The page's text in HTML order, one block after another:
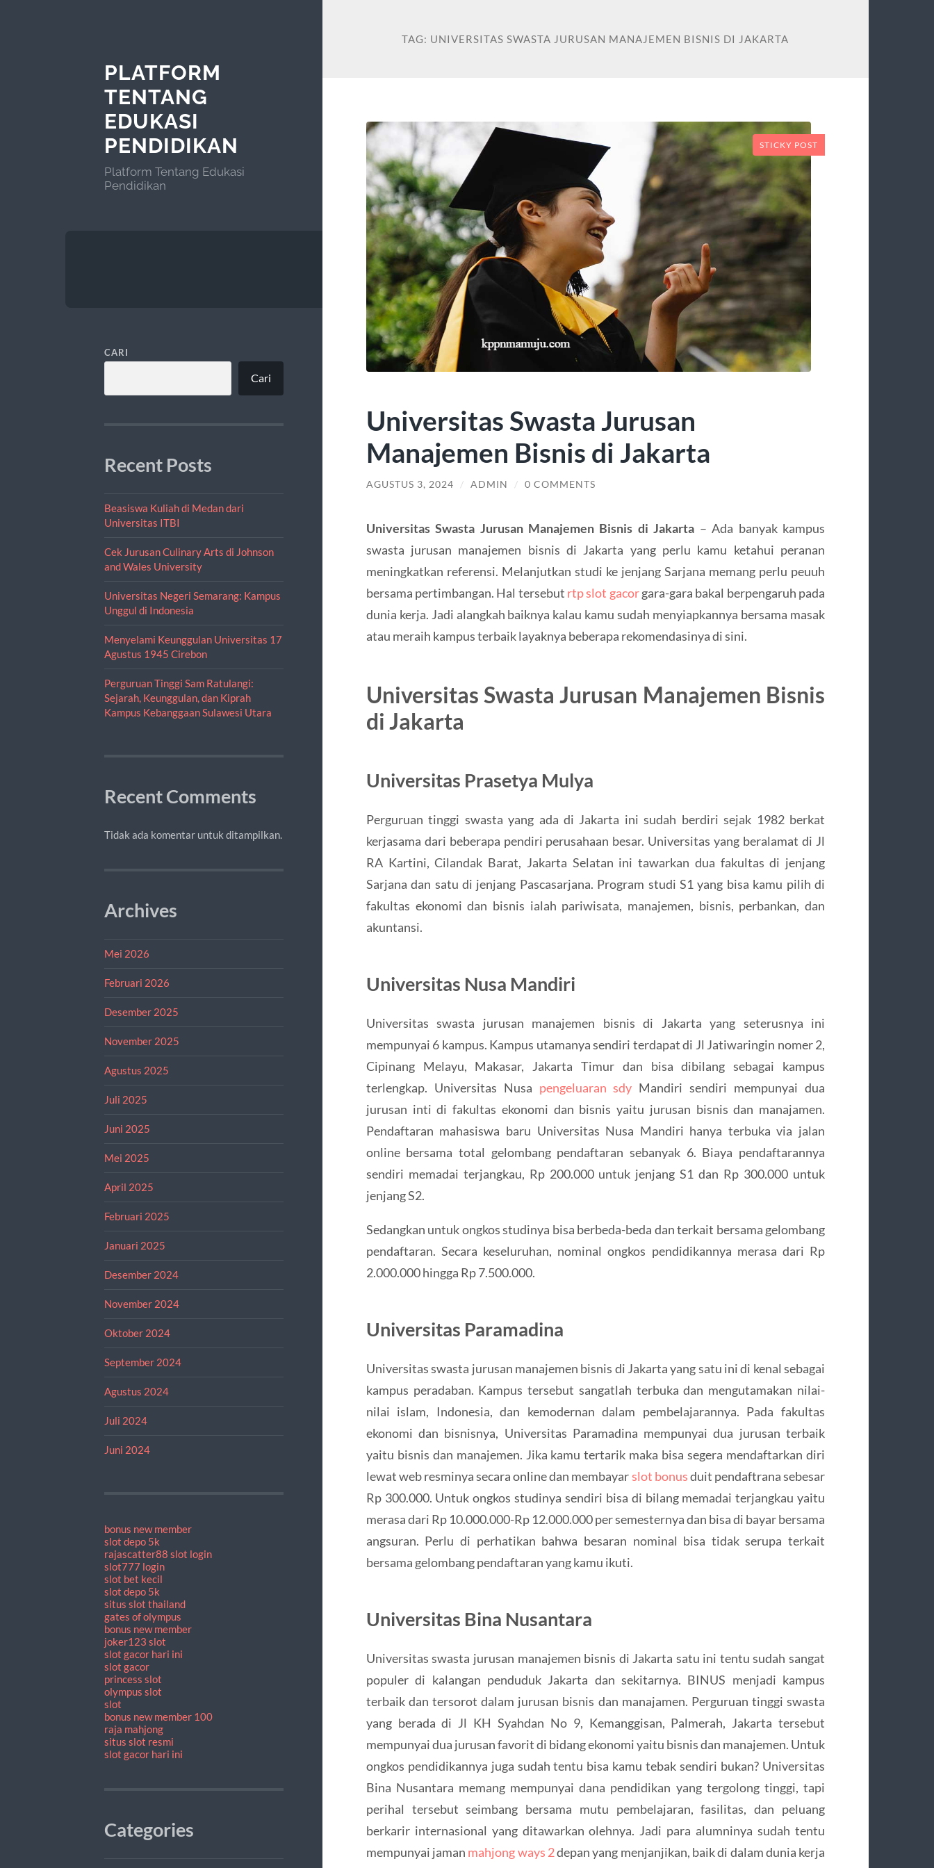
PLATFORM
TENTANG
EDUKASI
PENDIDIKAN
Platform Tentang Edukasi
Pendidikan
CARI
Cari
Recent Posts
Beasiswa Kuliah di Medan dari
Universitas ITBI
Cek Jurusan Culinary Arts di Johnson
and Wales University
Universitas Negeri Semarang: Kampus
Unggul di Indonesia
Menyelami Keunggulan Universitas 17
Agustus 1945 Cirebon
Perguruan Tinggi Sam Ratulangi:
Sejarah, Keunggulan, dan Kiprah
Kampus Kebanggaan Sulawesi Utara
Recent Comments
Tidak ada komentar untuk ditampilkan.
Archives
Mei 2026
Februari 2026
Desember 2025
November 2025
Agustus 2025
Juli 2025
Juni 2025
Mei 2025
April 2025
Februari 2025
Januari 2025
Desember 2024
November 2024
Oktober 2024
September 2024
Agustus 2024
Juli 2024
Juni 2024
bonus new member
slot depo 5k
rajascatter88 slot login
slot777 login
slot bet kecil
slot depo 5k
situs slot thailand
gates of olympus
bonus new member
joker123 slot
slot gacor hari ini
slot gacor
princess slot
olympus slot
slot
bonus new member 100
raja mahjong
situs slot resmi
slot gacor hari ini
Categories
TAG: UNIVERSITAS SWASTA JURUSAN MANAJEMEN BISNIS DI JAKARTA
STICKY POST
Universitas Swasta Jurusan
Manajemen Bisnis di Jakarta
AGUSTUS 3, 2024 / ADMIN / 0 COMMENTS
Universitas Swasta Jurusan Manajemen Bisnis di Jakarta – Ada banyak kampus
swasta jurusan manajemen bisnis di Jakarta yang perlu kamu ketahui peranan
meningkatkan referensi. Melanjutkan studi ke jenjang Sarjana memang perlu peuuh
bersama pertimbangan. Hal tersebut rtp slot gacorgara-gara bakal berpengaruh pada
dunia kerja. Jadi alangkah baiknya kalau kamu sudah menyiapkannya bersama masak
atau meraih kampus terbaik layaknya beberapa rekomendasinya di sini.
Universitas Swasta Jurusan Manajemen Bisnis
di Jakarta
Universitas Prasetya Mulya
Perguruan tinggi swasta yang ada di Jakarta ini sudah berdiri sejak 1982 berkat
kerjasama dari beberapa pendiri perusahaan besar. Universitas yang beralamat di Jl
RA Kartini, Cilandak Barat, Jakarta Selatan ini tawarkan dua fakultas di jenjang
Sarjana dan satu di jenjang Pascasarjana. Program studi S1 yang bisa kamu pilih di
fakultas ekonomi dan bisnis ialah pariwisata, manajemen, bisnis, perbankan, dan
akuntansi.
Universitas Nusa Mandiri
Universitas swasta jurusan manajemen bisnis di Jakarta yang seterusnya ini
mempunyai 6 kampus. Kampus utamanya sendiri terdapat di Jl Jatiwaringin nomer 2,
Cipinang Melayu, Makasar, Jakarta Timur dan bisa dibilang sebagai kampus
terlengkap. Universitas Nusa pengeluaran sdy Mandiri sendiri mempunyai dua
jurusan inti di fakultas ekonomi dan bisnis yaitu jurusan bisnis dan manajamen.
Pendaftaran mahasiswa baru Universitas Nusa Mandiri hanya terbuka via jalan
online bersama total gelombang pendaftaran sebanyak 6. Biaya pendaftarannya
sendiri memadai terjangkau, Rp 200.000 untuk jenjang S1 dan Rp 300.000 untuk
jenjang S2.
Sedangkan untuk ongkos studinya bisa berbeda-beda dan terkait bersama gelombang
pendaftaran. Secara keseluruhan, nominal ongkos pendidikannya merasa dari Rp
2.000.000 hingga Rp 7.500.000.
Universitas Paramadina
Universitas swasta jurusan manajemen bisnis di Jakarta yang satu ini di kenal sebagai
kampus peradaban. Kampus tersebut sangatlah terbuka dan mengutamakan nilai-
nilai islam, Indonesia, dan kemodernan dalam pembelajarannya. Pada fakultas
ekonomi dan bisnisnya, Universitas Paramadina mempunyai dua jurusan terbaik
yaitu bisnis dan manajemen. Jika kamu tertarik maka bisa segera mendaftarkan diri
lewat web resminya secara online dan membayarslot bonusduit pendaftrana sebesar
Rp 300.000. Untuk ongkos studinya sendiri bisa di bilang memadai terjangkau yaitu
merasa dari Rp 10.000.000-Rp 12.000.000 per semesternya dan bisa di bayar bersama
angsuran. Perlu di perhatikan bahwa besaran nominal bisa tidak serupa terkait
bersama gelombang pendaftaran yang kamu ikuti.
Universitas Bina Nusantara
Universitas swasta jurusan manajemen bisnis di Jakarta satu ini tentu sudah sangat
populer di kalangan penduduk Jakarta dan sekitarnya. BINUS menjadi kampus
terbaik dan tersorot dalam jurusan bisnis dan manajamen. Perguruan tinggi swasta
yang berada di Jl KH Syahdan No 9, Kemanggisan, Palmerah, Jakarta tersebut
mempunyai dua jurusan favorit di bidang ekonomi yaitu bisnis dan manajemen. Untuk
ongkos pendidikannya juga sudah tentu bisa kamu tebak sendiri bukan? Universitas
Bina Nusantara memang mempunyai dana pendidikan yang tergolong tinggi, tapi
perihal tersebut seimbang bersama mutu pembelajaran, fasilitas, dan peluang
berkarir internasional yang ditawarkan olehnya. Jadi para alumninya sudah tentu
mempunyai jaman mahjong ways 2depan yang menjanjikan, baik di dalam dunia kerja